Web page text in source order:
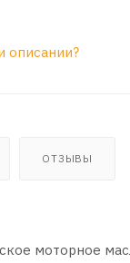
описании?
ОТЗЫВЫ
моторное